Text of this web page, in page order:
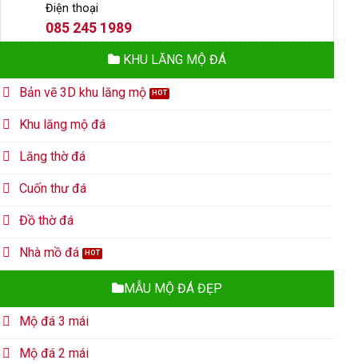
Điện thoại
085 245 1989
KHU LĂNG MỘ ĐÁ
Bản vẽ 3D khu lăng mộ
Khu lăng mộ đá
Lăng thờ đá
Cuốn thư đá
Đồ thờ đá
Nhà mồ đá
MẪU MỘ ĐÁ ĐẸP
Mộ đá 3 mái
Mộ đá 2 mái